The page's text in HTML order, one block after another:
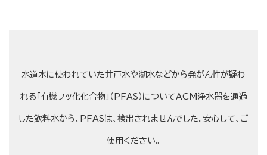
水道水に使われていた井戸水や湖水などから発がん性が疑わ
れる「有機フッ化化合物」（PFAS）についてACM浄水器を通過
した飲料水から、PFASは、検出されませんでした。安心して、ご
使用ください。